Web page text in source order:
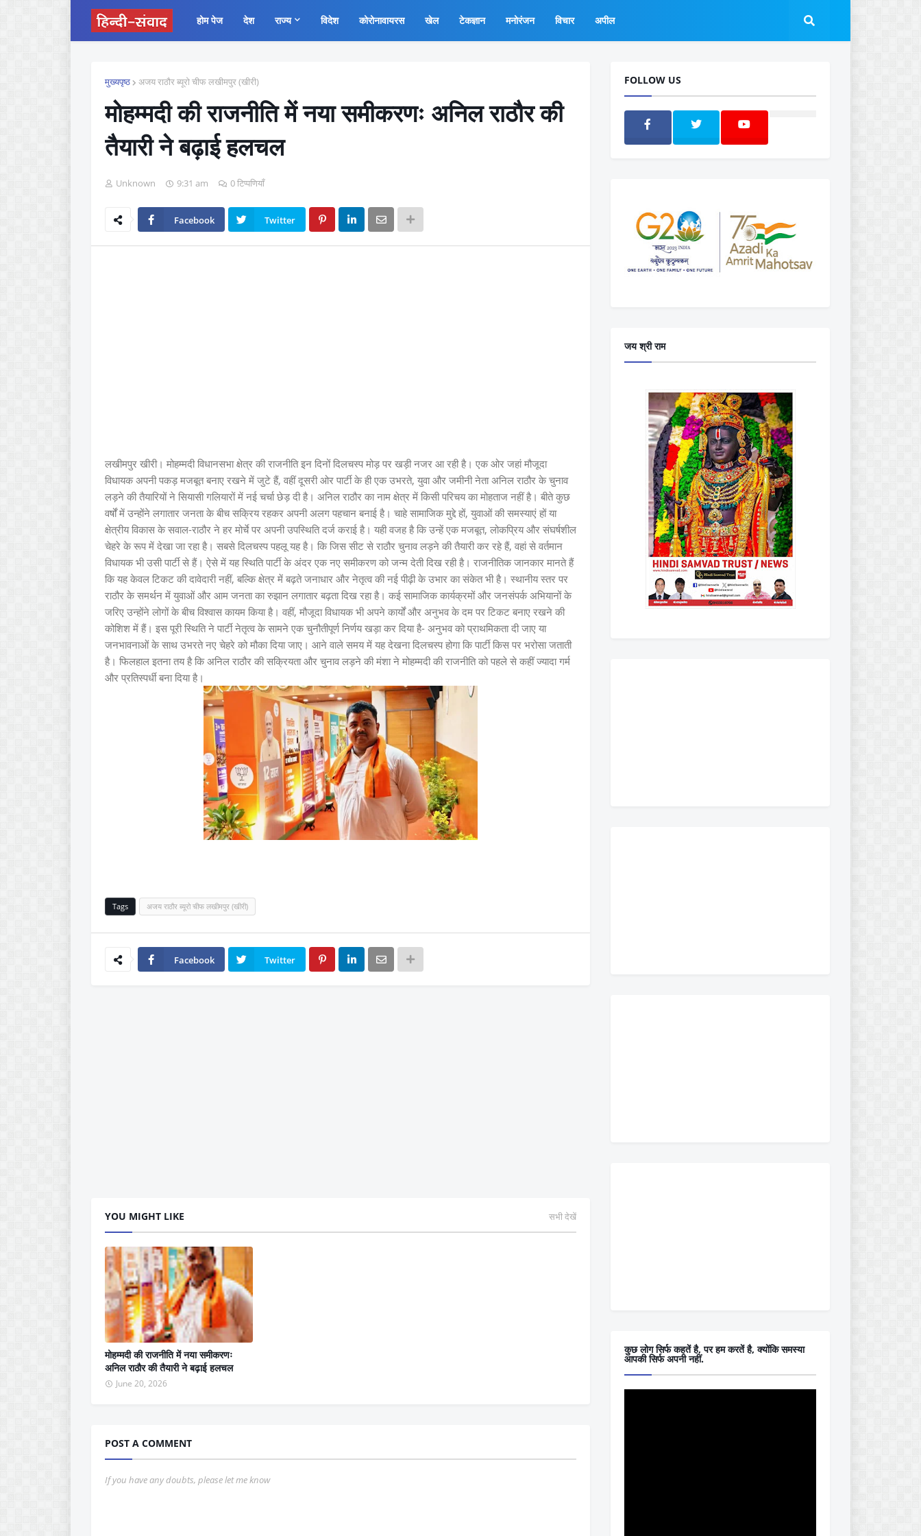
होम पेज देश राज्य विदेश कोरोनावायरस खेल टेकज्ञान मनोरंजन विचार अपील
मुख्यपृष्ठ अजय राठौर ब्यूरो चीफ लखीमपुर (खीरी)
मोहम्मदी की राजनीति में नया समीकरणः अनिल राठौर की
तैयारी ने बढ़ाई हलचल
Unknown 9:31 am 0 टिप्पणियाँ
Facebook Twitter
लखीमपुर खीरी। मोहम्मदी विधानसभा क्षेत्र की राजनीति इन दिनों दिलचस्प मोड़ पर खड़ी नजर आ रही है। एक ओर जहां मौजूदा
विधायक अपनी पकड़ मजबूत बनाए रखने में जुटे हैं, वहीं दूसरी ओर पार्टी के ही एक उभरते, युवा और जमीनी नेता अनिल राठौर के चुनाव
लड़ने की तैयारियों ने सियासी गलियारों में नई चर्चा छेड़ दी है। अनिल राठौर का नाम क्षेत्र में किसी परिचय का मोहताज नहीं है। बीते कुछ
वर्षों में उन्होंने लगातार जनता के बीच सक्रिय रहकर अपनी अलग पहचान बनाई है। चाहे सामाजिक मुद्दे हों, युवाओं की समस्याएं हों या
क्षेत्रीय विकास के सवाल-राठौर ने हर मोर्चे पर अपनी उपस्थिति दर्ज कराई है। यही वजह है कि उन्हें एक मजबूत, लोकप्रिय और संघर्षशील
चेहरे के रूप में देखा जा रहा है। सबसे दिलचस्प पहलू यह है। कि जिस सीट से राठौर चुनाव लड़ने की तैयारी कर रहे हैं, वहां से वर्तमान
विधायक भी उसी पार्टी से हैं। ऐसे में यह स्थिति पार्टी के अंदर एक नए समीकरण को जन्म देती दिख रही है। राजनीतिक जानकार मानते हैं
कि यह केवल टिकट की दावेदारी नहीं, बल्कि क्षेत्र में बढ़ते जनाधार और नेतृत्व की नई पीढ़ी के उभार का संकेत भी है। स्थानीय स्तर पर
राठौर के समर्थन में युवाओं और आम जनता का रुझान लगातार बढ़ता दिख रहा है। कई सामाजिक कार्यक्रमों और जनसंपर्क अभियानों के
जरिए उन्होंने लोगों के बीच विश्वास कायम किया है। वहीं, मौजूदा विधायक भी अपने कार्यों और अनुभव के दम पर टिकट बनाए रखने की
कोशिश में हैं। इस पूरी स्थिति ने पार्टी नेतृत्व के सामने एक चुनौतीपूर्ण निर्णय खड़ा कर दिया है- अनुभव को प्राथमिकता दी जाए या
जनभावनाओं के साथ उभरते नए चेहरे को मौका दिया जाए। आने वाले समय में यह देखना दिलचस्प होगा कि पार्टी किस पर भरोसा जताती
है। फिलहाल इतना तय है कि अनिल राठौर की सक्रियता और चुनाव लड़ने की मंशा ने मोहम्मदी की राजनीति को पहले से कहीं ज्यादा गर्म
और प्रतिस्पर्धी बना दिया है।
Tags अजय राठौर ब्यूरो चीफ लखीमपुर (खीरी)
Facebook Twitter
YOU MIGHT LIKE सभी देखें
मोहम्मदी की राजनीति में नया समीकरणः
अनिल राठौर की तैयारी ने बढ़ाई हलचल
June 20, 2026
POST A COMMENT
If you have any doubts, please let me know
FOLLOW US
जय श्री राम
कुछ लोग सिर्फ कहतें है, पर हम करतें है, क्योंकि समस्या
आपकी सिर्फ अपनी नहीं.